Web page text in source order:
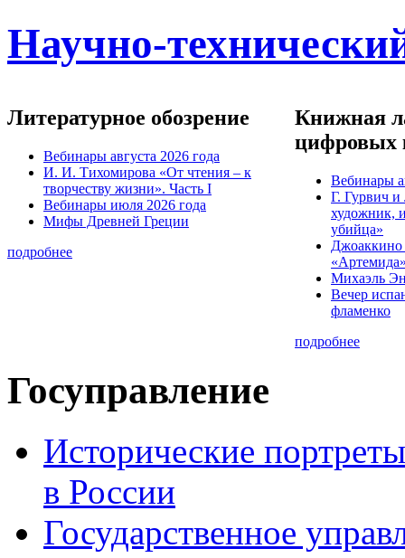
Научно-
Литературное обозрение
Вебинары августа 2026 года
И. И. Тихомирова «От чтения – к
творчеству жизни». Часть I
Вебинары июля 2026 года
Мифы Древней Греции
подробнее
Книжная
цифровых
Вебинары
Г. Гурвич
художник,
убийца»
Михаэль
Вечер
фламенко
подробнее
Госуправление
Исторические
в России
Государственное